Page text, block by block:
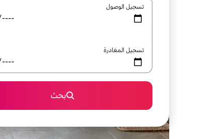
تسجيل الوصول
تسجيل المغادرة
بحث